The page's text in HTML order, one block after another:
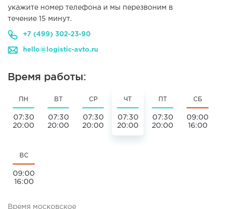
укажите номер телефона и мы перезвоним в
течение 15 минут.
+7 (499) 302-23-90
hello@logistic-avto.ru
Время работы:
ПН
07:30
20:00
ВТ
07:30
20:00
СР
07:30
20:00
ЧТ
07:30
20:00
07:30
20:00
СБ
09:00
16:00
ВС
09:00
16:00
Время московское